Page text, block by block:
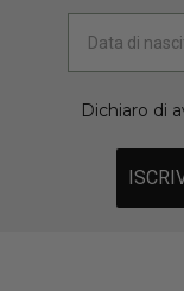
Dichiaro di